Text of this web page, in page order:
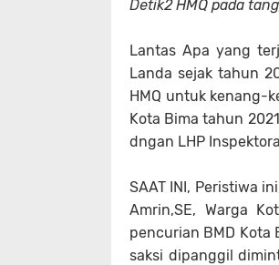
Detik2 HMQ pada
Lantas Apa yang
Landa sejak tahun
HMQ untuk kenang-
Kota Bima tahun
dngan LHP
SAAT INI, Peristiwa
Amrin,SE, Warga
pencurian BMD Kota
saksi dipanggil